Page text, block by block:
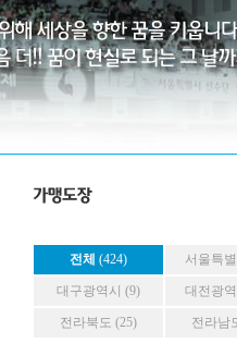
전체 (424) 서울특
대구광역시 (9) 대전광
전라북도 (25) 전라남